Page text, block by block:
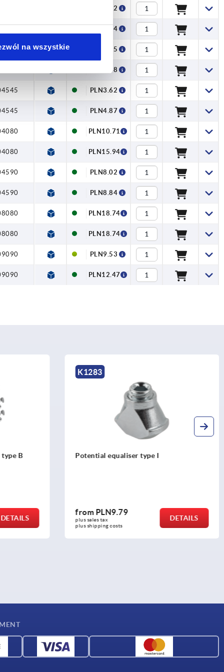
na wszystkie
PLN5.22
PLN7.24
PLN4.25
PLN5.48
PLN3.62
PLN4.87
PLN10.71
PLN15.94
PLN8.02
PLN8.84
PLN18.74
PLN18.74
PLN9.53
PLN12.47
I
DETAILS
Bearing flange for feed roller
fromPLN76.28
plus sales tax
plus shipping costs